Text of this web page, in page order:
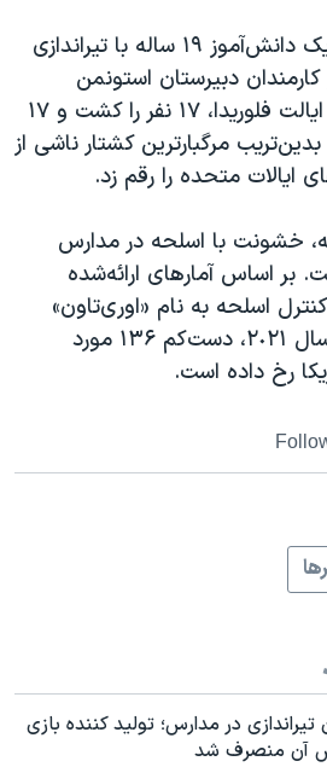
در روز ۱۴ فوریه ٢٠١٨، یک دانش‌آموز ١٩ ساله با تیراندازی
دبیرستان استونمن
داگلاس در شهر پارکلند ایالت فلوریدا، ١٧ نفر را کشت و ١٧
مرگبارترین کشتار ناشی از
ایالات متحده را رقم زد.
خشونت با اسلحه در مدارس
بر اساس آمارهای ارائه‌شده
اسلحه به نام «اوری‌تاون»
تنها در پنج ماه پایانی سال ٢٠٢١، دست‌کم ۱۳۶ مورد
رخ داده است.
تیراندازی در مدارس؛ تولید کننده بازی
آن منصرف شد